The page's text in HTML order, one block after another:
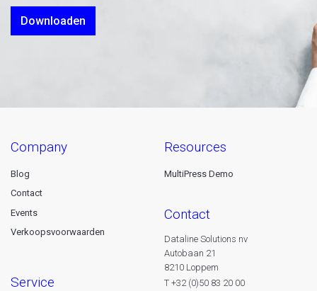
Downloaden
company
Blog
Contact
Events
Verkoopsvoorwaarden
service
resources
MultiPress Demo
contact
Dataline Solutions nv
Autobaan 21
8210 Loppem
T +32 (0)50 83 20 00